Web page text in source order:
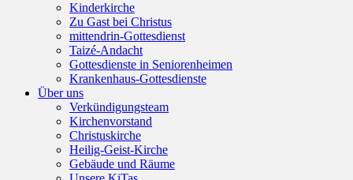
Kinderkirche
Zu Gast bei Christus
mittendrin-Gottesdienst
Taizé-Andacht
Gottesdienste in Seniorenheimen
Krankenhaus-Gottesdienste
Über uns
Verkündigungsteam
Kirchenvorstand
Christuskirche
Heilig-Geist-Kirche
Gebäude und Räume